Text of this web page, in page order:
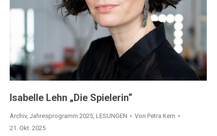
Isabelle Lehn „Die Spielerin“
Archiv, Jahresprogramm 2025, LESUNGEN Von Petra Kern
21. Okt. 2025